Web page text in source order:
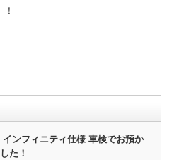
インフィニティ仕様 車検でお預か
た！